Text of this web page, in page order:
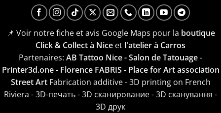
📌 Voir notre fiche et avis Google Maps pour la boutique
Click & Collect à Nice et l'atelier à Carros
Partenaires: AB Tattoo Nice - Salon de Tatouage-
Printer3d.one- Florence FABRIS - Place for Art association
Street ArtFabrication additive - 3D printing on French
Riviera - 3D-печать - 3D сканирование - 3D сканування -
3D друк